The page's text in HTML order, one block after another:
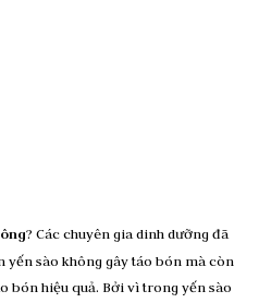
? Các chuyên gia dinh dưỡng đã
yến sào không gây táo bón mà còn
bón hiệu quả. Bởi vì trong yến sào